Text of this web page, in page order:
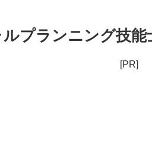
プランニング技
[PR]